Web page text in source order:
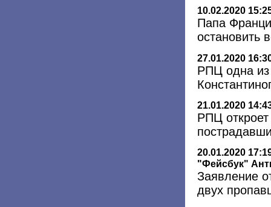
10.02.2020
Папа
остановить
27.01.2020
РПЦ одна из
21.01.2020
РПЦ
20.01.2020
"Фейсбук"
Заявление
двух